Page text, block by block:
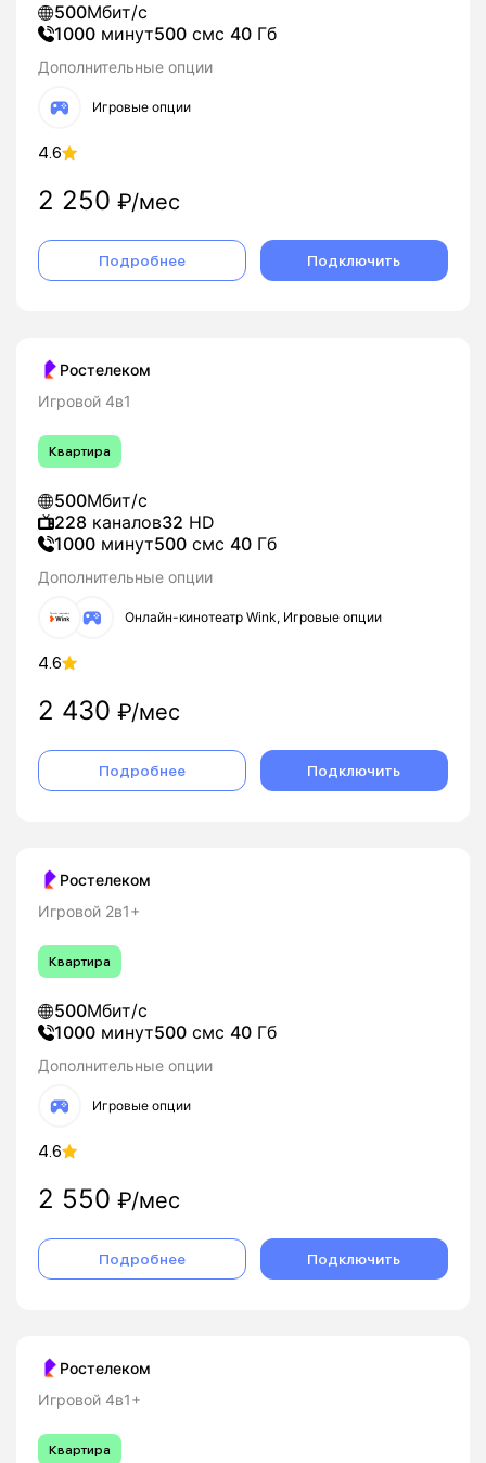
500Мбит/с
1000 минут500 смс 40 Гб
Дополнительные опции
Игровые опции
4.6
2 250 ₽/мес
Подробнее Подключить
Ростелеком
Игровой 4в1
Квартира
500Мбит/с
228 каналов32 HD
1000 минут500 смс 40 Гб
Дополнительные опции
Онлайн-кинотеатр Wink, Игровые опции
4.6
2 430 ₽/мес
Подробнее Подключить
Ростелеком
Игровой 2в1+
Квартира
500Мбит/с
1000 минут500 смс 40 Гб
Дополнительные опции
Игровые опции
4.6
2 550 ₽/мес
Подробнее Подключить
Ростелеком
Игровой 4в1+
Квартира